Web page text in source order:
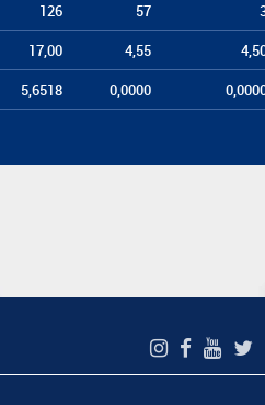
126 57
17,00 4,55
5,6518 0,0000